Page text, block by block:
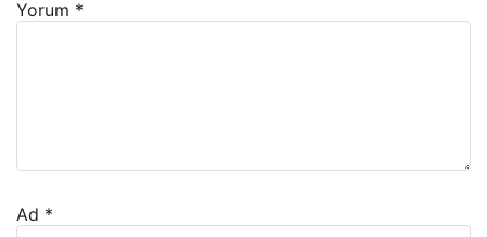
Yorum *
Ad *